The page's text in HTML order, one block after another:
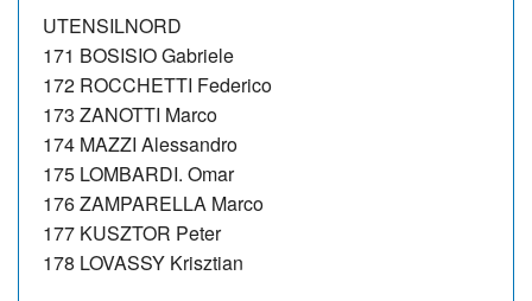
UTENSILNORD
171 BOSISIO Gabriele
172 ROCCHETTI Federico
173 ZANOTTI Marco
174 MAZZI Alessandro
175 LOMBARDI. Omar
176 ZAMPARELLA Marco
177 KUSZTOR Peter
178 LOVASSY Krisztian